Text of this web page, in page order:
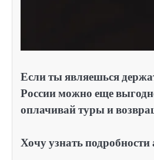
Если ты являешься
России можно еще
оплачивай туры и
Хочу узнать